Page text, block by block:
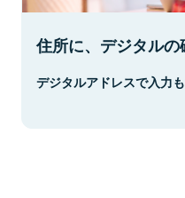
住所に、デジタルの
デジタルアドレスで入力